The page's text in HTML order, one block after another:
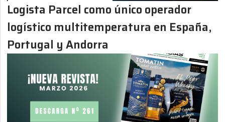
Logista Parcel como único operador
logístico multitemperatura en España,
Portugal y Andorra